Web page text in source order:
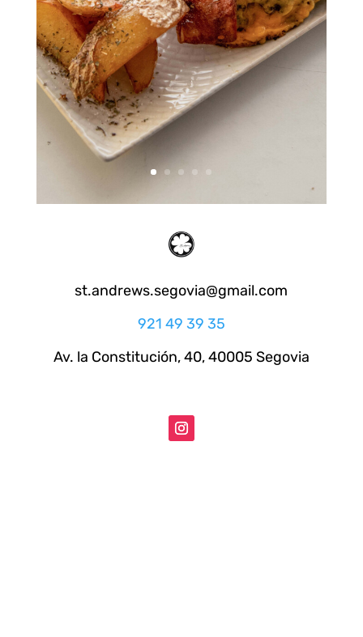
st.andrews.segovia@gmail.com
921 49 39 35
Av. la Constitución, 40, 40005 Segovia